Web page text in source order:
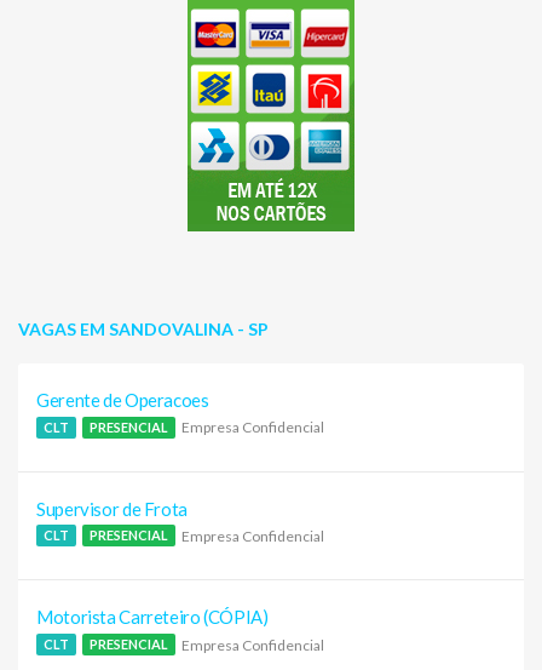
VAGAS EM SANDOVALINA - SP
Gerente de Operacoes
CLT PRESENCIAL Empresa Confidencial
Supervisor de Frota
CLT PRESENCIAL Empresa Confidencial
Motorista Carreteiro (CÓPIA)
CLT PRESENCIAL Empresa Confidencial